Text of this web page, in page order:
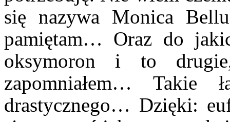
się nazywa Monica
pamiętam… Oraz do
oksymoron i to
zapomniałem… Takie
drastycznego… Dzięki: